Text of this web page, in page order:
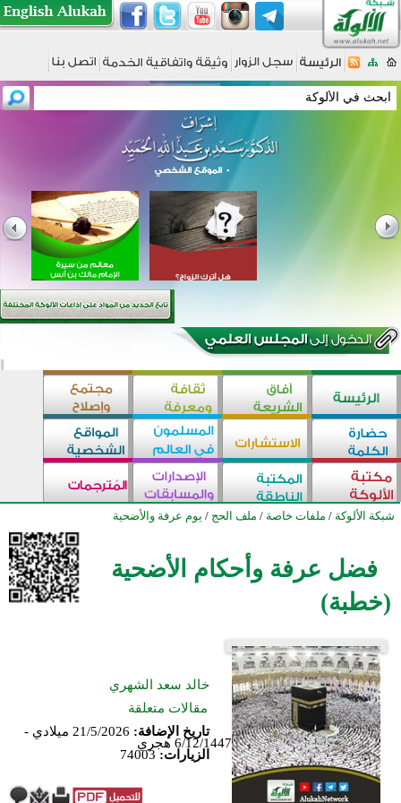
شبكة الألوكة / ملفات خاصة / ملف الحج / يوم عرفة والأضحية
فضل عرفة وأحكام الأضحية
(خطبة)
خالد سعد الشهري
مقالات متعلقة
تاريخ الإضافة:
21/5/2026 ميلادي -
6/12/1447 هجري
الزيارات: 74003